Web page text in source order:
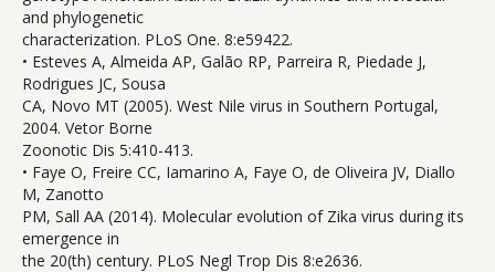
and phylogenetic
characterization. PLoS One. 8:e59422.
• Esteves A, Almeida AP, Galão RP, Parreira R, Piedade J,
Rodrigues JC, Sousa
CA, Novo MT (2005). West Nile virus in Southern Portugal,
2004. Vetor Borne
Zoonotic Dis 5:410-413.
• Faye O, Freire CC, Iamarino A, Faye O, de Oliveira JV, Diallo
M, Zanotto
PM, Sall AA (2014). Molecular evolution of Zika virus during its
emergence in
the 20(th) century. PLoS Negl Trop Dis 8:e2636.